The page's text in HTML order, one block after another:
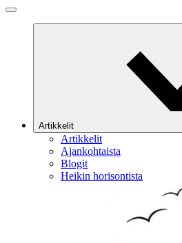
Artikkelit
Artikkelit
Ajankohtaista
Blogit
Heikin horisontista